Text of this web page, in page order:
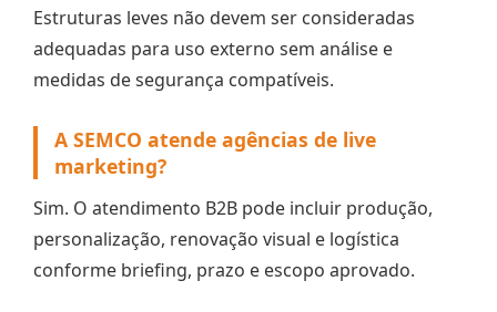
Estruturas leves não devem ser consideradas
adequadas para uso externo sem análise e
medidas de segurança compatíveis.
A SEMCO atende agências de live
marketing?
Sim. O atendimento B2B pode incluir produção,
personalização, renovação visual e logística
conforme briefing, prazo e escopo aprovado.